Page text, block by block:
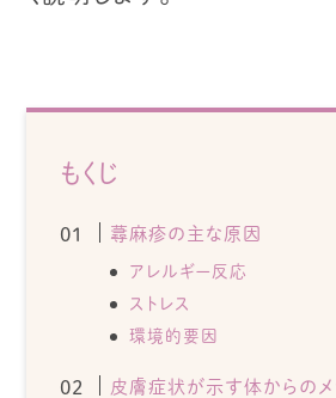
もくじ
蕁麻疹の主な原因
アレルギー反応
ストレス
環境的要因
皮膚症状が示す体からのメ